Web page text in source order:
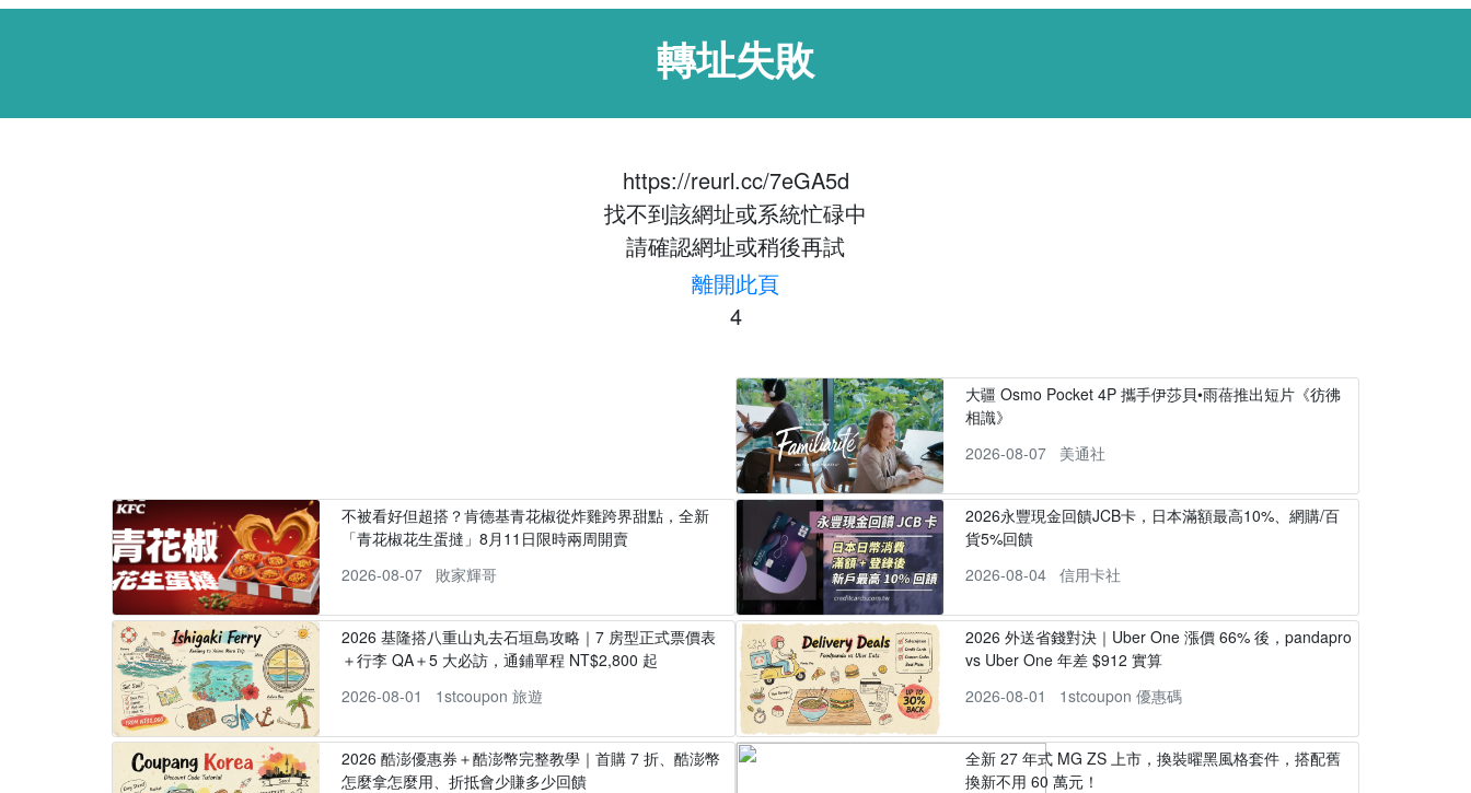
轉址失敗
https://reurl.cc/7eGA5d
找不到該網址或系統忙碌中
請確認網址或稍後再試
離開此頁
4
大疆 Osmo Pocket 4P 攜手伊莎貝•雨蓓推出短片《彷彿
相識》
2026-08-07
美通社
不被看好但超搭？肯德基青花椒從炸雞跨界甜點，全新
「青花椒花生蛋撻」8月11日限時兩周開賣
2026-08-07
敗家輝哥
2026永豐現金回饋JCB卡，日本滿額最高10%、網購/百
貨5%回饋
2026-08-04
信用卡社
2026 基隆搭八重山丸去石垣島攻略｜7 房型正式票價表
＋行李 QA＋5 大必訪，通鋪單程 NT$2,800 起
2026-08-01
1stcoupon 旅遊
2026 外送省錢對決｜Uber One 漲價 66% 後，pandapro
vs Uber One 年差 $912 實算
2026-08-01
1stcoupon 優惠碼
2026 酷澎優惠券＋酷澎幣完整教學｜首購 7 折、酷澎幣
怎麼拿怎麼用、折抵會少賺多少回饋
全新 27 年式 MG ZS 上市，換裝曜黑風格套件，搭配舊
換新不用 60 萬元！